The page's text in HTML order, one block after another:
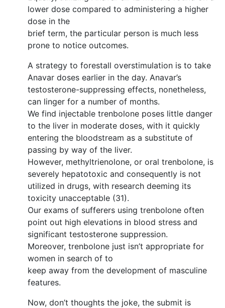
lower dose compared to administering a higher
dose in the
brief term, the particular person is much less
prone to notice outcomes.
A strategy to forestall overstimulation is to take
Anavar doses earlier in the day. Anavar’s
testosterone-suppressing effects, nonetheless,
can linger for a number of months.
We find injectable trenbolone poses little danger
to the liver in moderate doses, with it quickly
entering the bloodstream as a substitute of
passing by way of the liver.
However, methyltrienolone, or oral trenbolone, is
severely hepatotoxic and consequently is not
utilized in drugs, with research deeming its
toxicity unacceptable (31).
Our exams of sufferers using trenbolone often
point out high elevations in blood stress and
significant testosterone suppression.
Moreover, trenbolone just isn’t appropriate for
women in search of to
keep away from the development of masculine
features.
Now, don’t thoughts the joke, the submit is